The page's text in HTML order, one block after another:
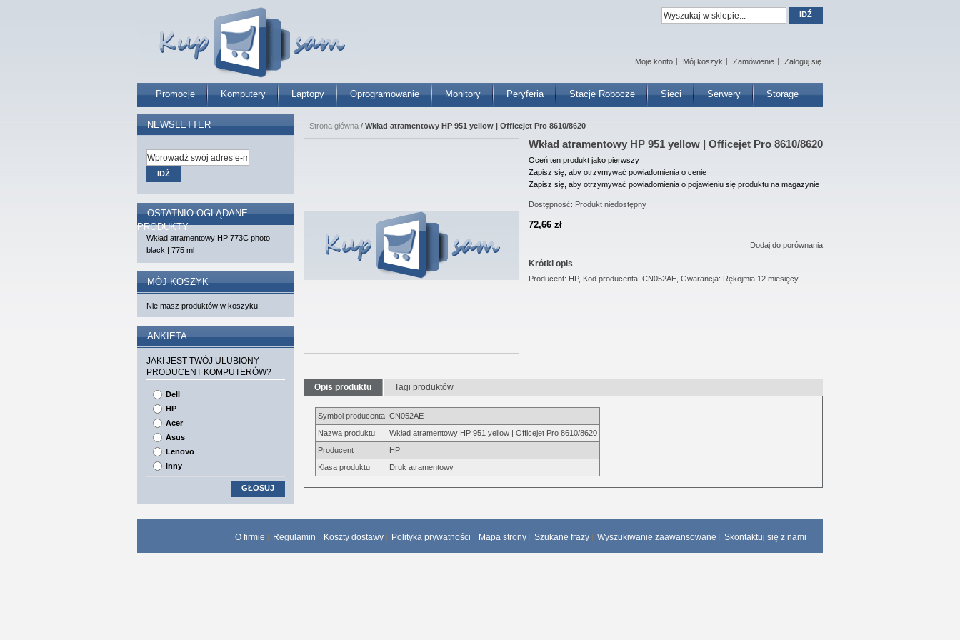
Promocje Komputery Laptopy Oprogramowanie Monitory Peryferia Stacje Robocze Sieci Serwery Storage
Moje konto Mój koszyk Zamówienie Zaloguj się
IDŹ
Strona główna / Wkład atramentowy HP 951 yellow | Officejet Pro 8610/8620
Wkład atramentowy HP 951 yellow | Officejet Pro 8610/8620
Oceń ten produkt jako pierwszy
Zapisz się, aby otrzymywać powiadomienia o cenie
Zapisz się, aby otrzymywać powiadomienia o pojawieniu się produktu na magazynie
Dostępność: Produkt niedostępny
72,66 zł
Dodaj do porównania
Krótki opis
Producent: HP, Kod producenta: CN052AE, Gwarancja: Rękojmia 12 miesięcy
Opis produktu Tagi produktów
Symbol producenta CN052AE
Nazwa produktu
Wkład atramentowy HP 951 yellow | Officejet Pro 8610/8620
Producent
HP
Klasa produktu
Druk atramentowy
NEWSLETTER
IDŹ
OSTATNIO OGLĄDANE
PRODUKTY
Wkład atramentowy HP 773C photo
black | 775 ml
MÓJ KOSZYK
Nie masz produktów w koszyku.
ANKIETA
JAKI JEST TWÓJ ULUBIONY
PRODUCENT KOMPUTERÓW?
Dell
HP
Acer
Asus
Lenovo
inny
GŁOSUJ
O firmie Regulamin Koszty dostawy Polityka prywatności Mapa strony Szukane frazy Wyszukiwanie zaawansowane Skontaktuj się z nami